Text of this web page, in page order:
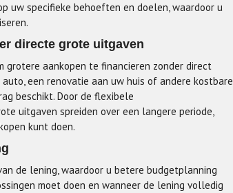
uw specifieke behoeften en doelen, waardoor u
directe grote uitgaven
grotere aankopen te financieren zonder direct
een renovatie aan uw huis of andere kostbare
beschikt. Door de flexibele
uitgaven spreiden over een langere periode,
kunt doen.
de lening, waardoor u betere budgetplanning
moet doen en wanneer de lening volledig